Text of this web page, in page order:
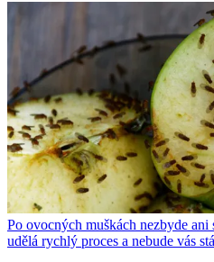
Po ovocných muškách nezbyde ani
udělá rychlý proces a nebude vás